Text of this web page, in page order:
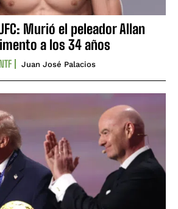
UFC: Murió el peleador Allan
a los 34 años
Juan José Palacios